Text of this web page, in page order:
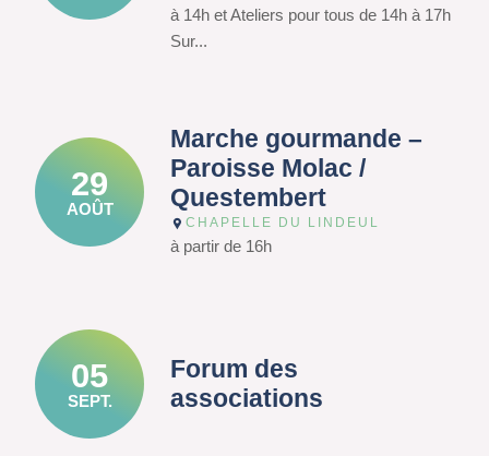
à 14h et Ateliers pour tous de 14h à 17h
Sur...
29
AOÛT
Marche gourmande –
Paroisse Molac /
Questembert
CHAPELLE DU LINDEUL
à partir de 16h
05
SEPT.
Forum des
associations